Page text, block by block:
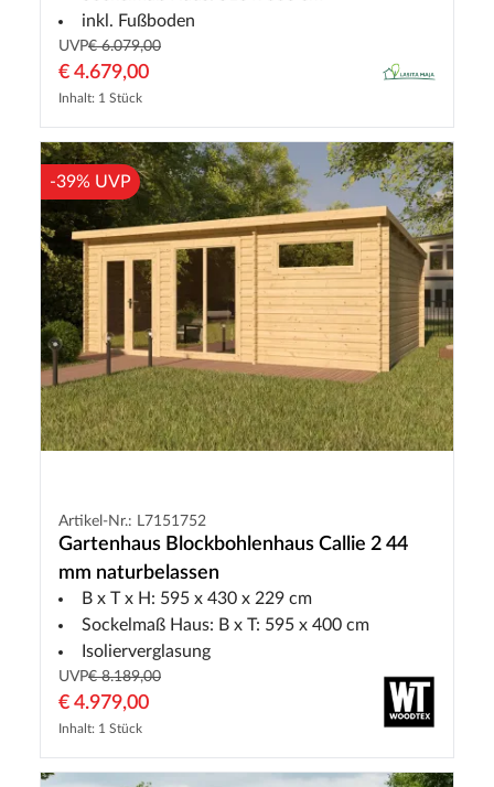
inkl. Fußboden
UVP€ 6.079,00
€ 4.679,00
Inhalt: 1 Stück
-39% UVP
Artikel-Nr.: L7151752
Gartenhaus Blockbohlenhaus Callie 2 44
mm naturbelassen
B x T x H: 595 x 430 x 229 cm
Sockelmaß Haus: B x T: 595 x 400 cm
Isolierverglasung
UVP€ 8.189,00
€ 4.979,00
Inhalt: 1 Stück